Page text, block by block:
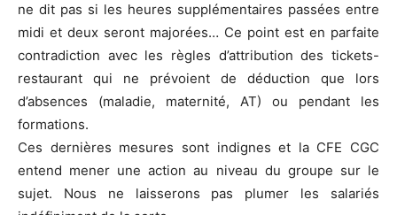
ne dit pas si les heures supplémentaires passées entre
midi et deux seront majorées… Ce point est en parfaite
contradiction avec les règles d’attribution des tickets-
restaurant qui ne prévoient de déduction que lors
d’absences (maladie, maternité, AT) ou pendant les
formations.
Ces dernières mesures sont indignes et la CFE CGC
entend mener une action au niveau du groupe sur le
sujet. Nous ne laisserons pas plumer les salariés